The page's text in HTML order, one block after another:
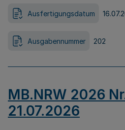
Ausfertigungsdatum
Ausgabennummer 202
MB.NRW 2026
21.07.2026